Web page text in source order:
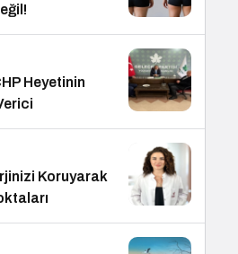
Heyetinin
Koruyarak